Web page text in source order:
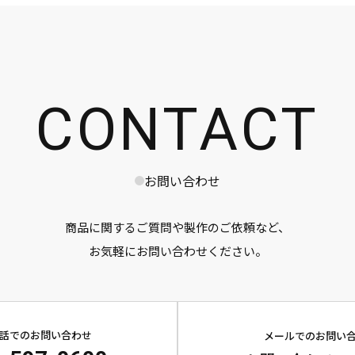
CONTACT
お問い合わせ
商品に関するご質問や製作のご依頼など、
お気軽にお問い合わせください。
でのお問い合わせ メールでのお問い